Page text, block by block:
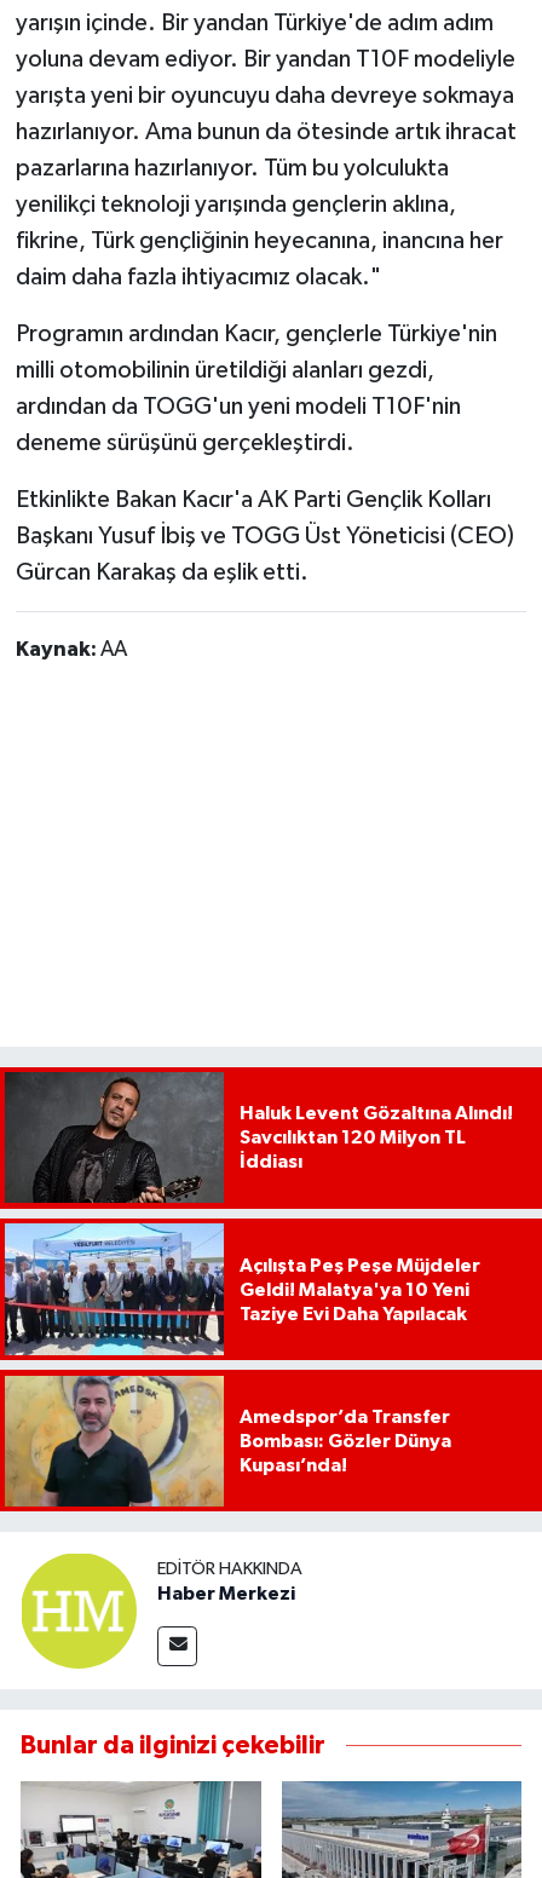
yarışın içinde. Bir yandan Türkiye'de adım adım
yoluna devam ediyor. Bir yandan T10F modeliyle
yarışta yeni bir oyuncuyu daha devreye sokmaya
hazırlanıyor. Ama bunun da ötesinde artık ihracat
pazarlarına hazırlanıyor. Tüm bu yolculukta
yenilikçi teknoloji yarışında gençlerin aklına,
fikrine, Türk gençliğinin heyecanına, inancına her
daim daha fazla ihtiyacımız olacak."
Programın ardından Kacır, gençlerle Türkiye'nin
milli otomobilinin üretildiği alanları gezdi,
ardından da TOGG'un yeni modeli T10F'nin
deneme sürüşünü gerçekleştirdi.
Etkinlikte Bakan Kacır'a AK Parti Gençlik Kolları
Başkanı Yusuf İbiş ve TOGG Üst Yöneticisi (CEO)
Gürcan Karakaş da eşlik etti.
Kaynak: AA
Haluk Levent Gözaltına Alındı!
Savcılıktan 120 Milyon TL
İddiası
Açılışta Peş Peşe Müjdeler
Geldi! Malatya'ya 10 Yeni
Taziye Evi Daha Yapılacak
Amedspor’da Transfer
Bombası: Gözler Dünya
Kupası’nda!
EDITÖR HAKKINDA
Haber Merkezi
Bunlar da ilginizi çekebilir